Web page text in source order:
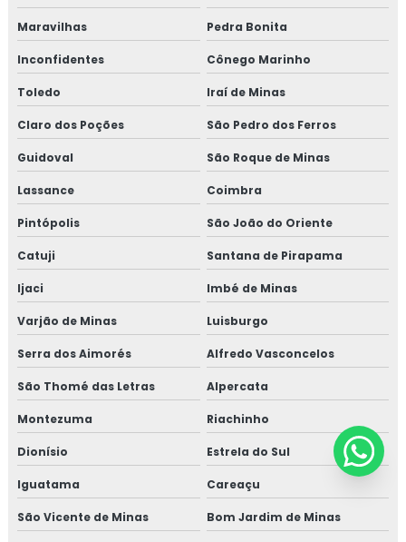
Maravilhas Pedra Bonita
Inconfidentes Cônego Marinho
Toledo Iraí de Minas
Claro dos Poções São Pedro dos Ferros
Guidoval São Roque de Minas
Lassance Coimbra
Pintópolis São João do Oriente
Catuji Santana de Pirapama
Ijaci Imbé de Minas
Varjão de Minas Luisburgo
Serra dos Aimorés Alfredo Vasconcelos
São Thomé das Letras Alpercata
Montezuma Riachinho
Dionísio Estrela do Sul
Iguatama Careaçu
São Vicente de Minas Bom Jardim de Minas